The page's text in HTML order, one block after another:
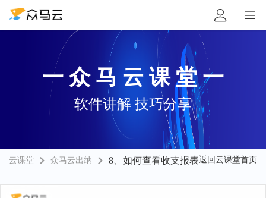
 
一 众 马 云 课 堂 一
软件讲解 技巧分享
云课堂 众马云出纳 8、如何查看收支报表返回云课堂首页